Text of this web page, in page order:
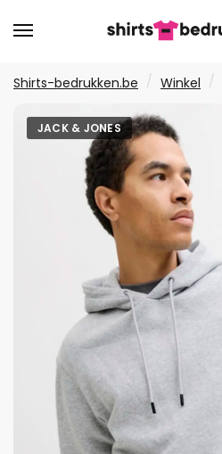
naar
naar
inhoud
Shirts-bedrukken.be / Winkel /
JACK & JONES